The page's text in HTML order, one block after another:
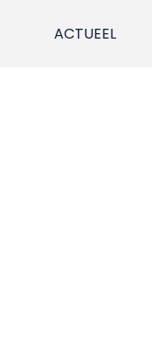
ACTUEEL